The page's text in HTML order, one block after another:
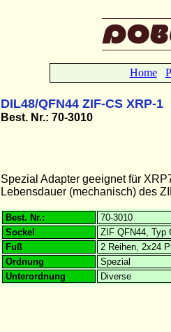
Home
DIL48/QFN44 ZIF-CS XRP-1
Best. Nr.: 70-3010
Spezial Adapter geeignet für
Lebensdauer (mechanisch) des
Best. Nr.:
70-3010
Sockel
ZIF QFN44, Typ
Fuß
2 Reihen, 2x24
Ordnung
Spezial
Unterordnung
Diverse